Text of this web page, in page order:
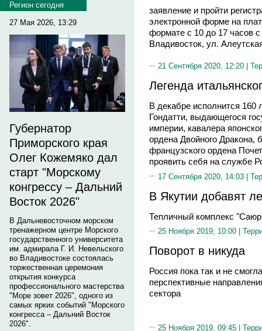
Регион сегодня
27 Мая 2026, 13:29
Губернатор
Приморского края
Олег Кожемяко дал
старт "Морскому
конгрессу – Дальний
Восток 2026"
В Дальневосточном морском
тренажерном центре Морского
государственного университета
им. адмирала Г. И. Невельского
во Владивостоке состоялась
торжественная церемония
открытия конкурса
профессионального мастерства
"Море зовет 2026", одного из
самых ярких событий "Морского
конгресса – Дальний Восток
2026".
заявление и пройти
электронной форме на
формате с 10 до 17 часов с
Владивосток, ул.
21 Сентября 2020, 12:20 |
Легенда
В декабре исполнится 160
Гондатти, выдающегося
империи, кавалера
ордена Двойного Дракона,
французского ордена
проявить себя на службе
17 Сентября 2020, 14:03 |
В Якутии добавят
Тепличный комплекс
25 Ноября 2019, 10:00 |
Поворот в никуда
Россия пока так и не
перспективные
сектора
25 Ноября 2019, 09:45 |